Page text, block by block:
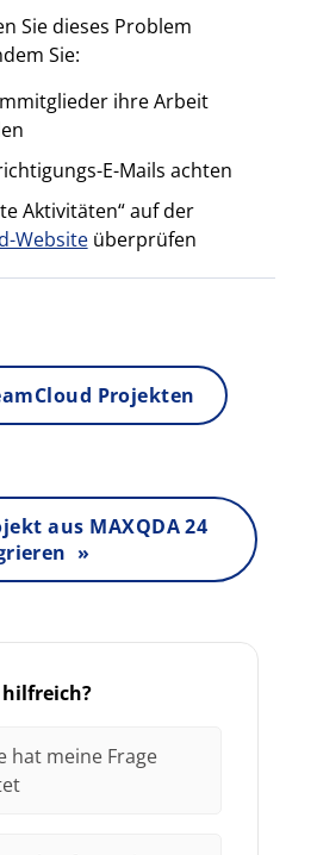
Sie dieses Problem
Sie:
ihre Arbeit
E-Mails achten
Aktivitäten“ auf der
Websiteüberprüfen
Projekten
aus MAXQDA 24
»
hilfreich?
hat meine Frage